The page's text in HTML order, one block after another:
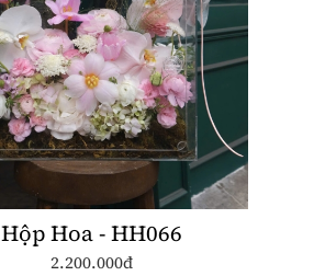
Hộp Hoa - HH066
2.200.000đ